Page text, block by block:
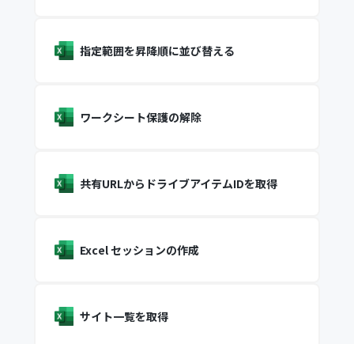
指定範囲を昇降順に並び替える
ワークシート保護の解除
共有URLからドライブアイテムIDを取得
Excel セッションの作成
サイト一覧を取得